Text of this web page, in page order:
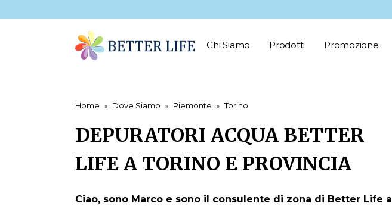
Chi Siamo Prodotti Promozione
Home Dove Siamo Piemonte Torino
DEPURATORI ACQUA BETTER
LIFE A TORINO E PROVINCIA
Ciao, sono Marco e sono il consulente di zona di Better Life a